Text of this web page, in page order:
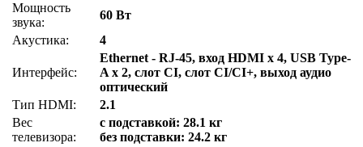
Мощность
звука:
60 Вт
Акустика:
4
Интерфейс:
Ethernet - RJ-45, вход HDMI x 4, USB Type-
A x 2, слот CI, слот CI/CI+, выход аудио
оптический
Тип HDMI:
2.1
Вес
телевизора:
с подставкой: 28.1 кг
без подставки: 24.2 кг